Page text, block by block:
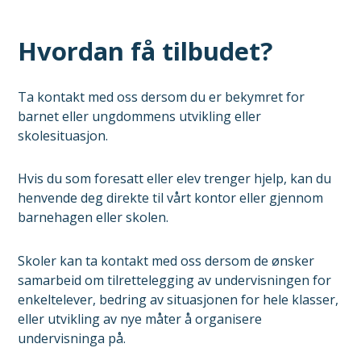
Hvordan få tilbudet?
Ta kontakt med oss dersom du er bekymret for
barnet eller ungdommens utvikling eller
skolesituasjon.
Hvis du som foresatt eller elev trenger hjelp, kan du
henvende deg direkte til vårt kontor eller gjennom
barnehagen eller skolen.
Skoler kan ta kontakt med oss dersom de ønsker
samarbeid om tilrettelegging av undervisningen for
enkeltelever, bedring av situasjonen for hele klasser,
eller utvikling av nye måter å organisere
undervisninga på.